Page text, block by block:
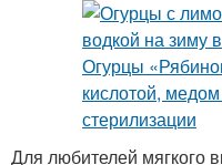
Для любителей мягкого